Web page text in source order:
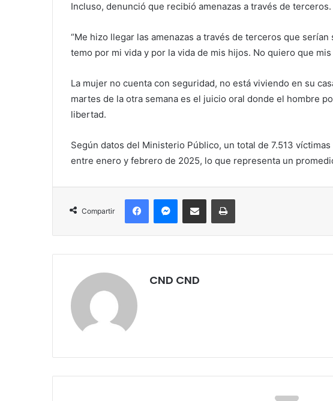
Incluso, denunció que recibió amenazas a través de terceros.
“Me hizo llegar las amenazas a través de terceros que
temo por mi vida y por la vida de mis hijos. No quiero que
La mujer no cuenta con seguridad, no está viviendo en su
martes de la otra semana es el juicio oral donde el hombre
libertad.
Según datos del Ministerio Público, un total de 7.513
entre enero y febrero de 2025, lo que representa un
Compartir
FacebookMessengerCompartir por correo electrónicoImprimir
CND CND